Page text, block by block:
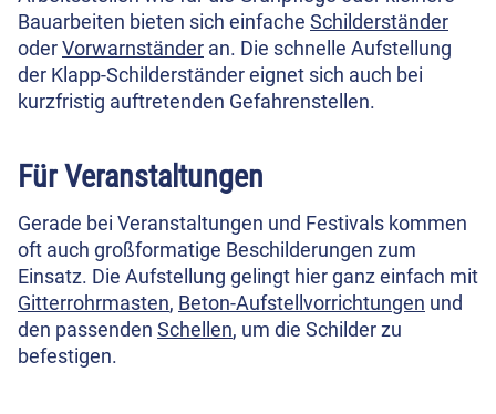
Bauarbeiten bieten sich einfache Schilderständer
oderVorwarnständer an. Die schnelle Aufstellung
der Klapp-Schilderständer eignet sich auch bei
kurzfristig auftretenden Gefahrenstellen.
Für Veranstaltungen
Gerade bei Veranstaltungen und Festivals kommen
oft auch großformatige Beschilderungen zum
Einsatz. Die Aufstellung gelingt hier ganz einfach mit
Gitterrohrmasten, Beton-Aufstellvorrichtungen und
den passenden Schellen, um die Schilder zu
befestigen.